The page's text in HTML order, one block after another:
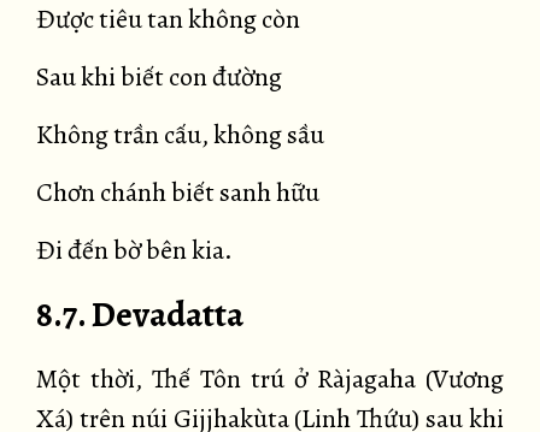
Được tiêu tan không còn
Sau khi biết con đường
Không trần cấu, không sầu
Chơn chánh biết sanh hữu
Đi đến bờ bên kia.
8.7. Devadatta
Một thời, Thế Tôn trú ở Ràjagaha (Vương
Xá) trên núi Gijjhakùta (Linh Thứu) sau khi